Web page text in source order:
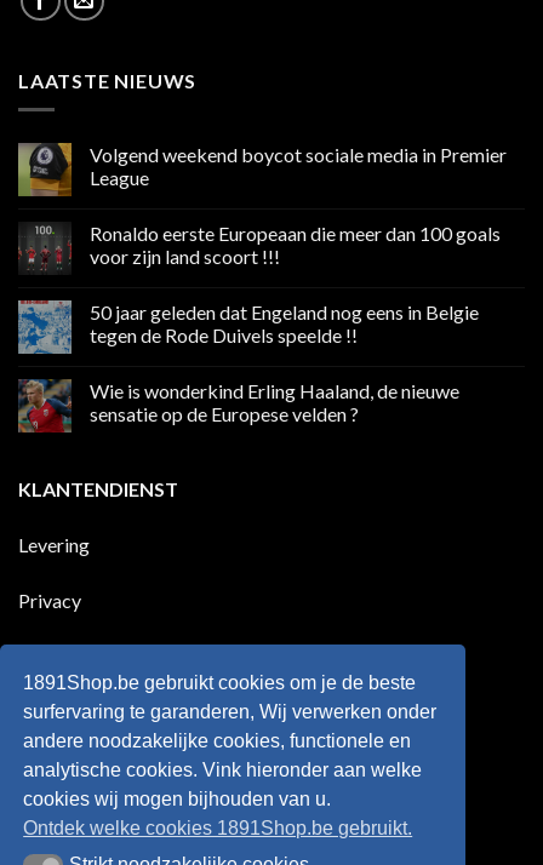
LAATSTE NIEUWS
Volgend weekend boycot sociale media in Premier
League
op
weekend
media
in
Premier
Ronaldo eerste Europeaan die meer dan 100 goals
voor zijn land scoort !!!
op
Ronaldo
eerste
meer
100
land
scoort
50 jaar geleden dat Engeland nog eens in Belgie
tegen de Rode Duivels speelde !!
op
jaar
nog
eens
tegen
Wie is wonderkind Erling Haaland, de nieuwe
sensatie op de Europese velden ?
Wie
is
Haaland,
Europese
KLANTENDIENST
Levering
Privacy
Retourneren
Algemene voorwaarden
1891Shop.be gebruikt cookies om je de beste
surfervaring te garanderen, Wij verwerken onder
andere noodzakelijke cookies, functionele en
analytische cookies. Vink hieronder aan welke
cookies wij mogen bijhouden van u.
Ontdek welke cookies 1891Shop.be gebruikt.